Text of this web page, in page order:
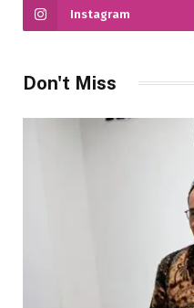
Instagram
Don't Miss